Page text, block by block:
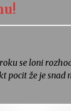
se loni
pocit že je